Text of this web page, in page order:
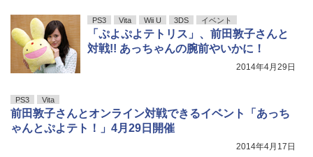
PS3 Vita Wii U 3DS イベント
「ぷよぷよテトリス」、前田敦子さんと
対戦!! あっちゃんの腕前やいかに！
2014年4月29日
PS3 Vita
前田敦子さんとオンライン対戦できるイベント「あっち
ゃんとぷよテト！」4月29日開催
2014年4月17日